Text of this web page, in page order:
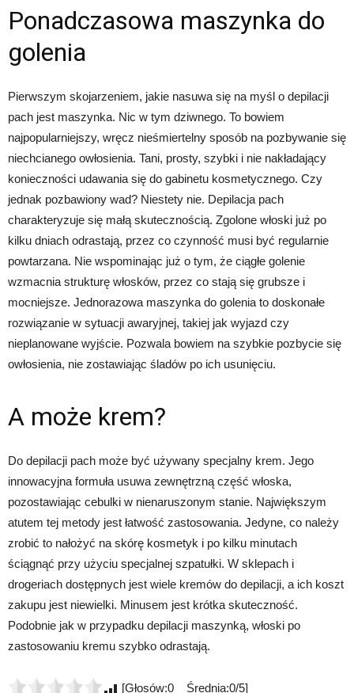
Ponadczasowa maszynka do
golenia
Pierwszym skojarzeniem, jakie nasuwa się na myśl o depilacji
pach jest maszynka. Nic w tym dziwnego. To bowiem
najpopularniejszy, wręcz nieśmiertelny sposób na pozbywanie się
niechcianego owłosienia. Tani, prosty, szybki i nie nakładający
konieczności udawania się do gabinetu kosmetycznego. Czy
jednak pozbawiony wad? Niestety nie. Depilacja pach
charakteryzuje się małą skutecznością. Zgolone włoski już po
kilku dniach odrastają, przez co czynność musi być regularnie
powtarzana. Nie wspominając już o tym, że ciągłe golenie
wzmacnia strukturę włosków, przez co stają się grubsze i
mocniejsze. Jednorazowa maszynka do golenia to doskonałe
rozwiązanie w sytuacji awaryjnej, takiej jak wyjazd czy
nieplanowane wyjście. Pozwala bowiem na szybkie pozbycie się
owłosienia, nie zostawiając śladów po ich usunięciu.
A może krem?
Do depilacji pach może być używany specjalny krem. Jego
innowacyjna formuła usuwa zewnętrzną część włoska,
pozostawiając cebulki w nienaruszonym stanie. Największym
atutem tej metody jest łatwość zastosowania. Jedyne, co należy
zrobić to nałożyć na skórę kosmetyk i po kilku minutach
ściągnąć przy użyciu specjalnej szpatułki. W sklepach i
drogeriach dostępnych jest wiele kremów do depilacji, a ich koszt
zakupu jest niewielki. Minusem jest krótka skuteczność.
Podobnie jak w przypadku depilacji maszynką, włoski po
zastosowaniu kremu szybko odrastają.
[Głosów:0 Średnia:0/5]